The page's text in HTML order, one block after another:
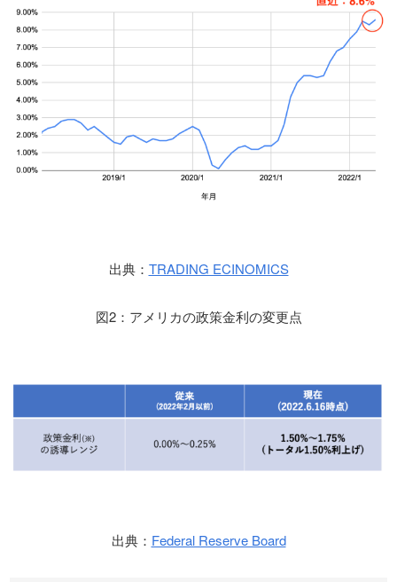
出典： TRADING ECINOMICS
図2：アメリカの政策金利の変更点
出典： Federal Reserve Board